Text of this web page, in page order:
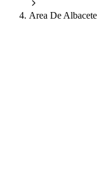
Area De Albacete